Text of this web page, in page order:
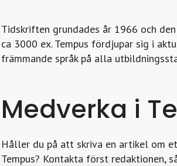
Tidskriften grundades år 1966 och
ca 3000 ex. Tempus fördjupar sig i
främmande språk på alla
Medverka i
Håller du på att skriva en artikel om
Tempus? Kontakta först redaktionen,